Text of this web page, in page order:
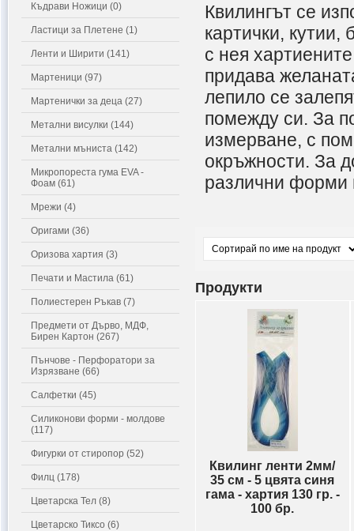
Къдрави Ножици (0)
Ластици за Плетене (1)
Ленти и Ширити (141)
Мартеници (97)
Мартенички за деца (27)
Метални висулки (144)
Метални мъниста (142)
Микропореста гума EVA -
Фоам (61)
Мрежи (4)
Оригами (36)
Оризова хартия (3)
Печати и Мастила (61)
Полиестерен Ръкав (7)
Предмети от Дърво, МДФ,
Бирен Картон (267)
Пънчове - Перфоратори за
Изрязване (66)
Салфетки (45)
Силиконови форми - молдове
(117)
Фигурки от стиропор (52)
Филц (178)
Цветарска Тел (8)
Цветарско Тиксо (6)
Квилингът се
картички, кутии,
с нея
придава
лепило се
помежду си. За
измерване, с
окръжности. За
различни форми
Продукти
Квилинг ленти 2мм/
35 см - 5 цвята синя
гама - хартия 130 гр. -
100 бр.